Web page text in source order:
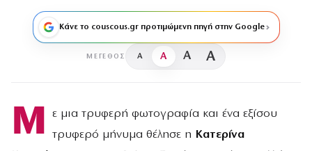
Κάνε το couscous.gr προτιμώμενη πηγή στην Google
ΜΈΓΕΘΟΣ A A A A
Μ
ε μια τρυφερή φωτογραφία και ένα εξίσου
τρυφερό μήνυμα θέλησε η Κατερίνα